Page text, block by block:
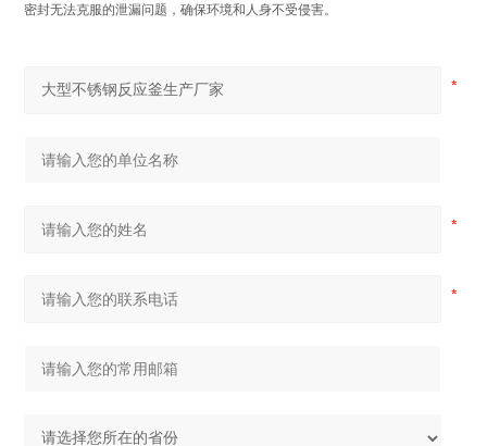
密封无法克服的泄漏问题，确保环境和人身不受侵害。